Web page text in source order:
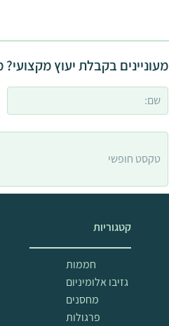
מעוניינים בקבלת יעוץ
קטגוריות
חממות
גזיבו אלומיניום
מחסנים
פרגולות